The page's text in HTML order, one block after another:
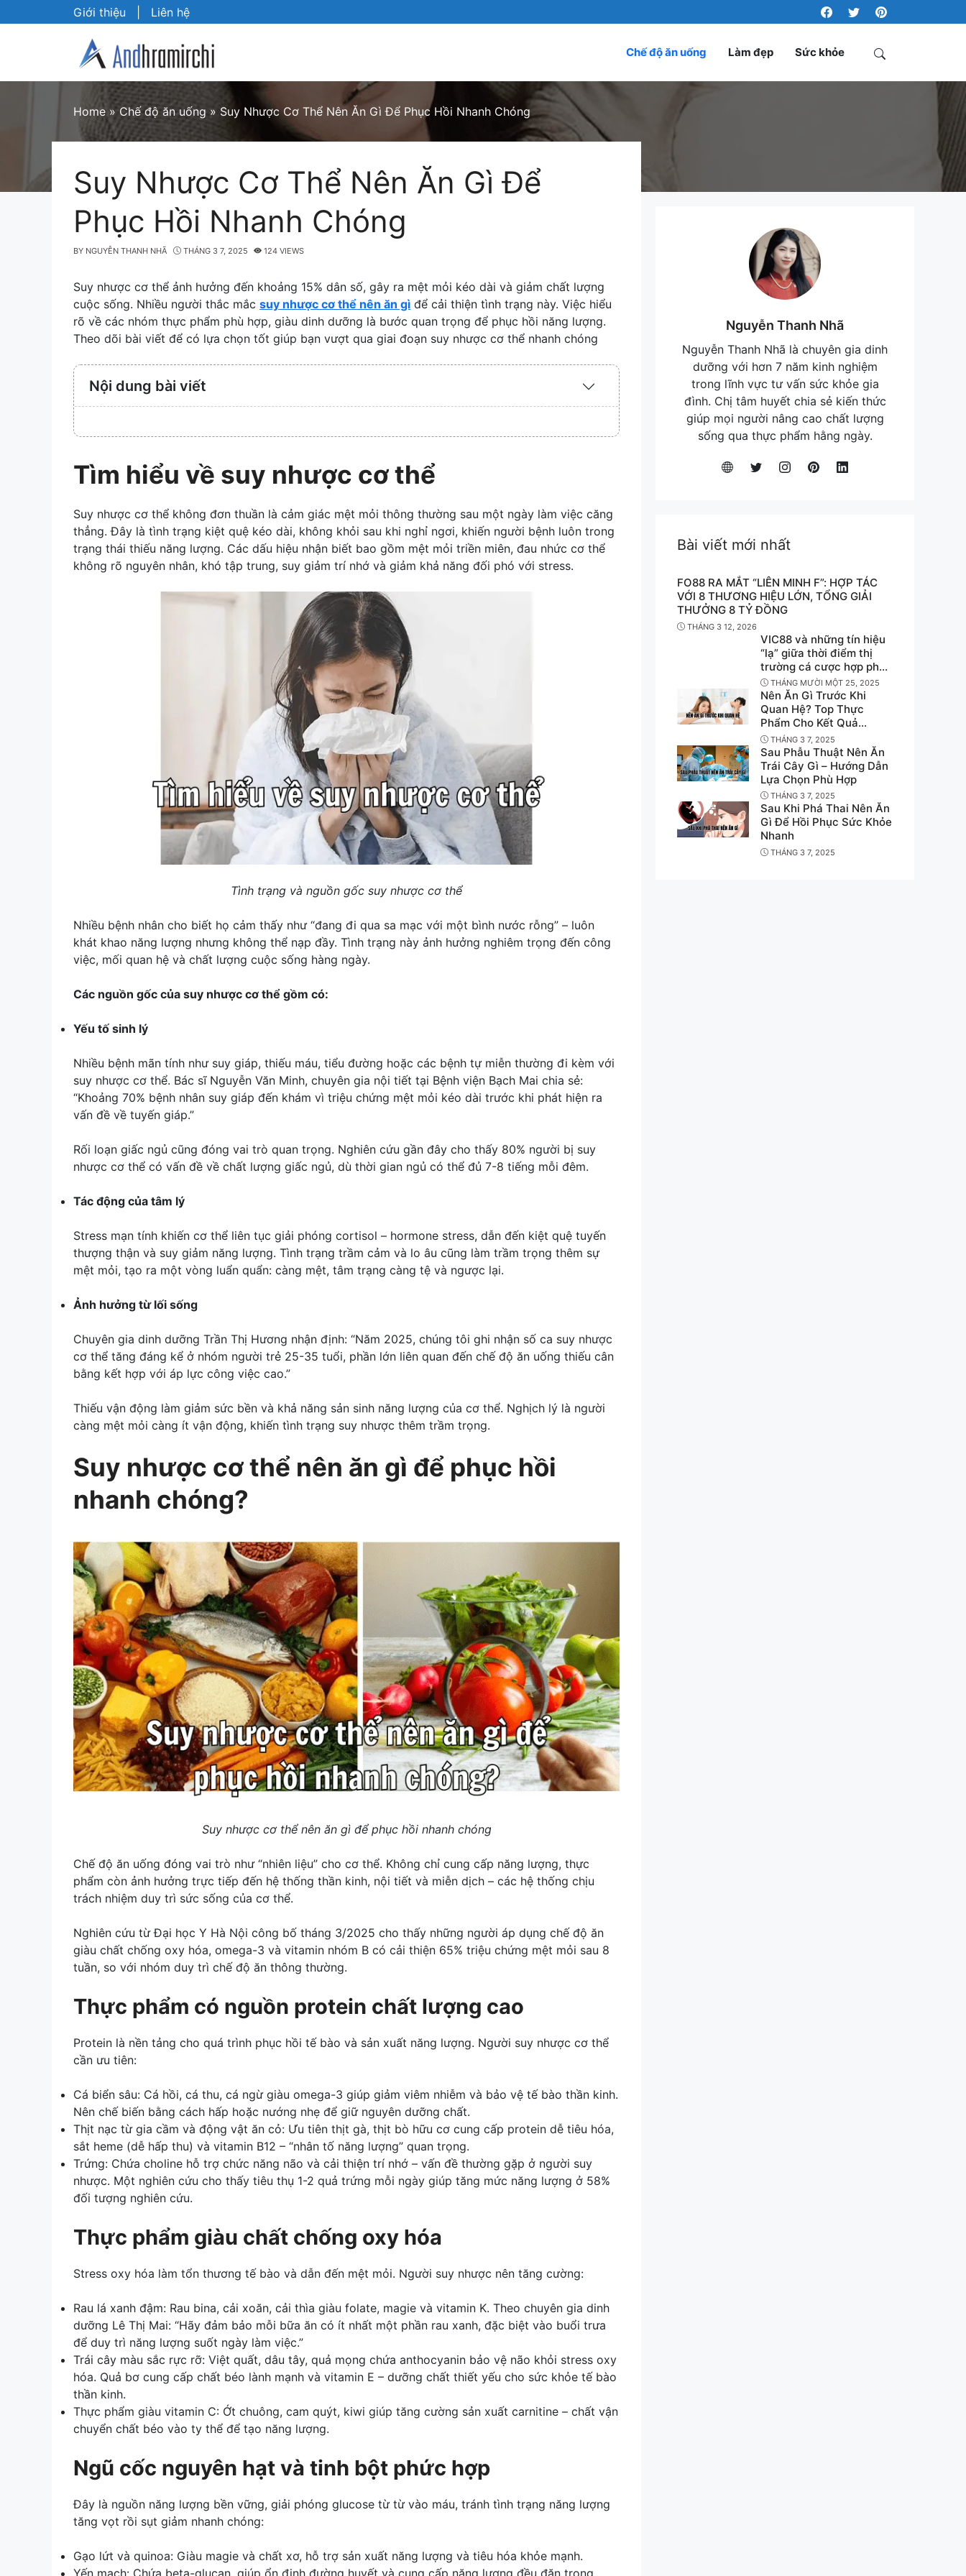
to
Giới thiệu Liên hệ
Chế độ ăn uống Làm đẹp Sức khỏe Search
Home » Chế độ ăn uống » Suy Nhược Cơ Thể Nên Ăn Gì Để Phục Hồi Nhanh Chóng
Suy Nhược Cơ Thể Nên Ăn Gì Để
Phục Hồi Nhanh Chóng
BY NGUYỄN THANH NHÃ THÁNG 3 7, 2025 124 VIEWS
Suy nhược cơ thể ảnh hưởng đến khoảng 15% dân số, gây ra mệt mỏi kéo dài và giảm chất lượng
cuộc sống. Nhiều người thắc mắc suy nhược cơ thể nên ăn gì để cải thiện tình trạng này. Việc hiểu
rõ về các nhóm thực phẩm phù hợp, giàu dinh dưỡng là bước quan trọng để phục hồi năng lượng.
Theo dõi bài viết để có lựa chọn tốt giúp bạn vượt qua giai đoạn suy nhược cơ thể nhanh chóng
Nội dung bài viết
Expand
Collapse
Tìm hiểu về suy nhược cơ thể
Suy nhược cơ thể không đơn thuần là cảm giác mệt mỏi thông thường sau một ngày làm việc căng
thẳng. Đây là tình trạng kiệt quệ kéo dài, không khỏi sau khi nghỉ ngơi, khiến người bệnh luôn trong
trạng thái thiếu năng lượng. Các dấu hiệu nhận biết bao gồm mệt mỏi triền miên, đau nhức cơ thể
không rõ nguyên nhân, khó tập trung, suy giảm trí nhớ và giảm khả năng đối phó với stress.
Tình trạng và nguồn gốc suy nhược cơ thể
Nhiều bệnh nhân cho biết họ cảm thấy như “đang đi qua sa mạc với một bình nước rỗng” – luôn
khát khao năng lượng nhưng không thể nạp đầy. Tình trạng này ảnh hưởng nghiêm trọng đến công
việc, mối quan hệ và chất lượng cuộc sống hàng ngày.
Các nguồn gốc của suy nhược cơ thể gồm có:
Yếu tố sinh lý
Nhiều bệnh mãn tính như suy giáp, thiếu máu, tiểu đường hoặc các bệnh tự miễn thường đi kèm với
suy nhược cơ thể. Bác sĩ Nguyễn Văn Minh, chuyên gia nội tiết tại Bệnh viện Bạch Mai chia sẻ:
“Khoảng 70% bệnh nhân suy giáp đến khám vì triệu chứng mệt mỏi kéo dài trước khi phát hiện ra
vấn đề về tuyến giáp.”
Rối loạn giấc ngủ cũng đóng vai trò quan trọng. Nghiên cứu gần đây cho thấy 80% người bị suy
nhược cơ thể có vấn đề về chất lượng giấc ngủ, dù thời gian ngủ có thể đủ 7-8 tiếng mỗi đêm.
Tác động của tâm lý
Stress mạn tính khiến cơ thể liên tục giải phóng cortisol – hormone stress, dẫn đến kiệt quệ tuyến
thượng thận và suy giảm năng lượng. Tình trạng trầm cảm và lo âu cũng làm trầm trọng thêm sự
mệt mỏi, tạo ra một vòng luẩn quẩn: càng mệt, tâm trạng càng tệ và ngược lại.
Ảnh hưởng từ lối sống
Chuyên gia dinh dưỡng Trần Thị Hương nhận định: “Năm 2025, chúng tôi ghi nhận số ca suy nhược
cơ thể tăng đáng kể ở nhóm người trẻ 25-35 tuổi, phần lớn liên quan đến chế độ ăn uống thiếu cân
bằng kết hợp với áp lực công việc cao.”
Thiếu vận động làm giảm sức bền và khả năng sản sinh năng lượng của cơ thể. Nghịch lý là người
càng mệt mỏi càng ít vận động, khiến tình trạng suy nhược thêm trầm trọng.
Suy nhược cơ thể nên ăn gì để phục hồi
nhanh chóng?
Suy nhược cơ thể nên ăn gì để phục hồi nhanh chóng
Chế độ ăn uống đóng vai trò như “nhiên liệu” cho cơ thể. Không chỉ cung cấp năng lượng, thực
phẩm còn ảnh hưởng trực tiếp đến hệ thống thần kinh, nội tiết và miễn dịch – các hệ thống chịu
trách nhiệm duy trì sức sống của cơ thể.
Nghiên cứu từ Đại học Y Hà Nội công bố tháng 3/2025 cho thấy những người áp dụng chế độ ăn
giàu chất chống oxy hóa, omega-3 và vitamin nhóm B có cải thiện 65% triệu chứng mệt mỏi sau 8
tuần, so với nhóm duy trì chế độ ăn thông thường.
Thực phẩm có nguồn protein chất lượng cao
Protein là nền tảng cho quá trình phục hồi tế bào và sản xuất năng lượng. Người suy nhược cơ thể
cần ưu tiên:
Cá biển sâu: Cá hồi, cá thu, cá ngừ giàu omega-3 giúp giảm viêm nhiễm và bảo vệ tế bào thần kinh.
Nên chế biến bằng cách hấp hoặc nướng nhẹ để giữ nguyên dưỡng chất.
Thịt nạc từ gia cầm và động vật ăn cỏ: Ưu tiên thịt gà, thịt bò hữu cơ cung cấp protein dễ tiêu hóa,
sắt heme (dễ hấp thu) và vitamin B12 – “nhân tố năng lượng” quan trọng.
Trứng: Chứa choline hỗ trợ chức năng não và cải thiện trí nhớ – vấn đề thường gặp ở người suy
nhược. Một nghiên cứu cho thấy tiêu thụ 1-2 quả trứng mỗi ngày giúp tăng mức năng lượng ở 58%
đối tượng nghiên cứu.
Thực phẩm giàu chất chống oxy hóa
Stress oxy hóa làm tổn thương tế bào và dẫn đến mệt mỏi. Người suy nhược nên tăng cường:
Rau lá xanh đậm: Rau bina, cải xoăn, cải thìa giàu folate, magie và vitamin K. Theo chuyên gia dinh
dưỡng Lê Thị Mai: “Hãy đảm bảo mỗi bữa ăn có ít nhất một phần rau xanh, đặc biệt vào buổi trưa
để duy trì năng lượng suốt ngày làm việc.”
Trái cây màu sắc rực rỡ: Việt quất, dâu tây, quả mọng chứa anthocyanin bảo vệ não khỏi stress oxy
hóa. Quả bơ cung cấp chất béo lành mạnh và vitamin E – dưỡng chất thiết yếu cho sức khỏe tế bào
thần kinh.
Thực phẩm giàu vitamin C: Ớt chuông, cam quýt, kiwi giúp tăng cường sản xuất carnitine – chất vận
chuyển chất béo vào ty thể để tạo năng lượng.
Ngũ cốc nguyên hạt và tinh bột phức hợp
Đây là nguồn năng lượng bền vững, giải phóng glucose từ từ vào máu, tránh tình trạng năng lượng
tăng vọt rồi sụt giảm nhanh chóng:
Gạo lứt và quinoa: Giàu magie và chất xơ, hỗ trợ sản xuất năng lượng và tiêu hóa khỏe mạnh.
Yến mạch: Chứa beta-glucan, giúp ổn định đường huyết và cung cấp năng lượng đều đặn trong
Nguyễn Thanh Nhã
Nguyễn Thanh Nhã là chuyên gia dinh
dưỡng với hơn 7 năm kinh nghiệm
trong lĩnh vực tư vấn sức khỏe gia
đình. Chị tâm huyết chia sẻ kiến thức
giúp mọi người nâng cao chất lượng
sống qua thực phẩm hằng ngày.
Bài viết mới nhất
FO88 RA MẮT “LIÊN MINH F”: HỢP TÁC
VỚI 8 THƯƠNG HIỆU LỚN, TỔNG GIẢI
THƯỞNG 8 TỶ ĐỒNG
THÁNG 3 12, 2026
VIC88 và những tín hiệu
“lạ” giữa thời điểm thị
trường cá cược hợp pháp
bước vào giai đoạn nhạy
cảm
THÁNG MƯỜI MỘT 25, 2025
Nên Ăn Gì Trước Khi
Quan Hệ? Top Thực
Phẩm Cho Kết Quả
Không Ngờ
THÁNG 3 7, 2025
Sau Phẫu Thuật Nên Ăn
Trái Cây Gì – Hướng Dẫn
Lựa Chọn Phù Hợp
THÁNG 3 7, 2025
Sau Khi Phá Thai Nên Ăn
Gì Để Hồi Phục Sức Khỏe
Nhanh
THÁNG 3 7, 2025